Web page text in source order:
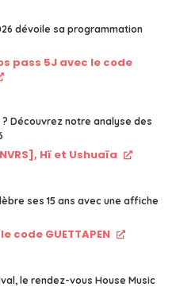
dévoile sa programmation
pass 5J avec le code
Découvrez notre analyse des
Hï et Ushuaïa
ses 15 ans avec une affiche
code GUETTAPEN
le rendez-vous House Music